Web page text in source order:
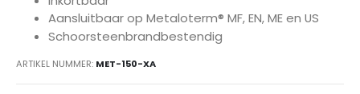
Aansluitbaar op Metaloterm® MF, EN, ME en US
Schoorsteenbrandbestendig
ARTIKEL NUMMER MET-150-XA